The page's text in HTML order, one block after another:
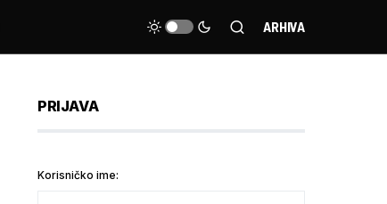
ARHIVA
PRIJAVA
Korisničko ime: